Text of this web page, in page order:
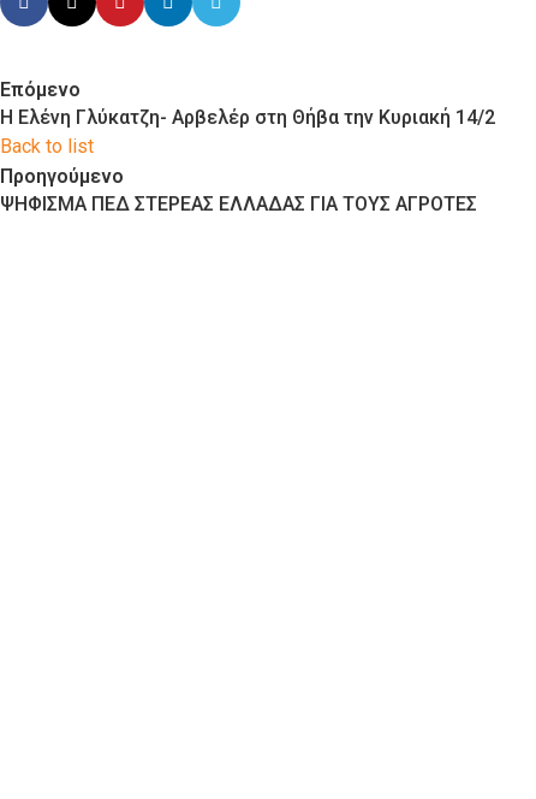
Επόμενο
Η Ελένη Γλύκατζη- Αρβελέρ στη Θήβα την Κυριακή 14/2
Back to list
Προηγούμενο
ΨΗΦΙΣΜΑ ΠΕΔ ΣΤΕΡΕΑΣ ΕΛΛΑΔΑΣ ΓΙΑ ΤΟΥΣ ΑΓΡΟΤΕΣ